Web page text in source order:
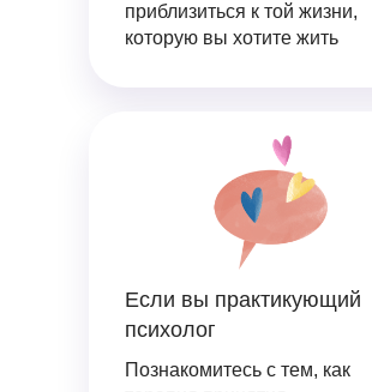
Если вы практикующий
психолог
приблизиться к той жизни,
которую вы хотите жить
Познакомитесь с тем, как